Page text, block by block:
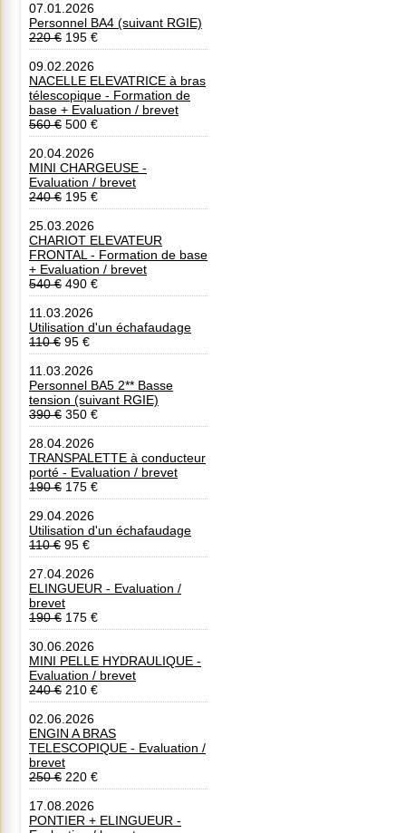
07.01.2026
Personnel BA4 (suivant RGIE)
220 € 195 €
09.02.2026
NACELLE ELEVATRICE à bras
télescopique - Formation de
base + Evaluation / brevet
560 € 500 €
20.04.2026
MINI CHARGEUSE -
Evaluation / brevet
240 € 195 €
25.03.2026
CHARIOT ELEVATEUR
FRONTAL - Formation de base
+ Evaluation / brevet
540 € 490 €
11.03.2026
Utilisation d'un échafaudage
110 € 95 €
11.03.2026
Personnel BA5 2** Basse
tension (suivant RGIE)
390 € 350 €
28.04.2026
TRANSPALETTE à conducteur
porté - Evaluation / brevet
190 € 175 €
29.04.2026
Utilisation d'un échafaudage
110 € 95 €
27.04.2026
ELINGUEUR - Evaluation /
brevet
190 € 175 €
30.06.2026
MINI PELLE HYDRAULIQUE -
Evaluation / brevet
240 € 210 €
02.06.2026
ENGIN A BRAS
TELESCOPIQUE - Evaluation /
brevet
250 € 220 €
17.08.2026
PONTIER + ELINGUEUR -